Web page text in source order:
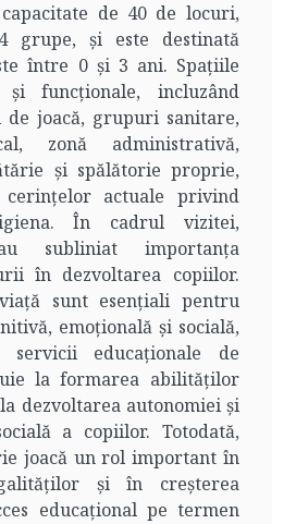
de 40 de locuri,
grupe, și este destinată
între 0 și 3 ani. Spațiile
funcționale, incluzând
de joacă, grupuri sanitare,
zonă administrativă,
și spălătorie proprie,
cerințelor actuale privind
În cadrul vizitei,
subliniat importanța
în dezvoltarea copiilor.
sunt esențiali pentru
emoțională și socială,
educaționale de
la formarea abilităților
dezvoltarea autonomiei și
a copiilor. Totodată,
joacă un rol important în
și în creșterea
educațional pe termen